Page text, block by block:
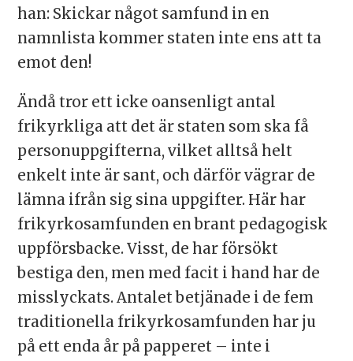
han: Skickar något samfund in en
namnlista kommer staten inte ens att ta
emot den!
Ändå tror ett icke oansenligt antal
frikyrkliga att det är staten som ska få
personuppgifterna, vilket alltså helt
enkelt inte är sant, och därför vägrar de
lämna ifrån sig sina uppgifter. Här har
frikyrkosamfunden en brant pedagogisk
uppförsbacke. Visst, de har försökt
bestiga den, men med facit i hand har de
misslyckats. Antalet betjänade i de fem
traditionella frikyrkosamfunden har ju
på ett enda år på papperet – inte i